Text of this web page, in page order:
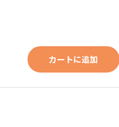
カートに追加